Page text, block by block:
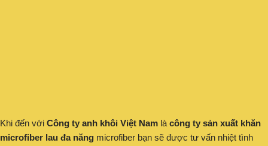
Khi đến với Công ty anh khôi Việt Nam là công ty sản xuất khăn
microfiber lau đa năng microfiber bạn sẽ được tư vấn nhiệt tình